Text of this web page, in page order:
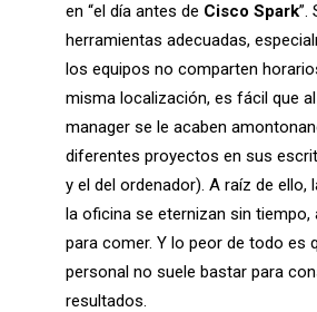
en “el día antes de Cisco Spark”.
herramientas adecuadas,
los equipos no comparten
misma localización, es fácil que
manager se le acaben
diferentes proyectos en sus
y el del ordenador). A raíz de ello,
la oficina se eternizan sin tiempo,
para comer. Y lo peor de todo es
personal no suele bastar para
resultados.